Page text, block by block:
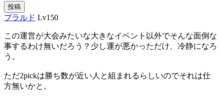
投稿
ブラルド Lv150
この運営が大会みたいな大きなイベント以外でそんな面倒な
事するわけ無いだろう？少し運が悪かっただけ、冷静になろ
う。
ただ2pickは勝ち数が近い人と組まれるらしいのでそれは仕
方無いかと。